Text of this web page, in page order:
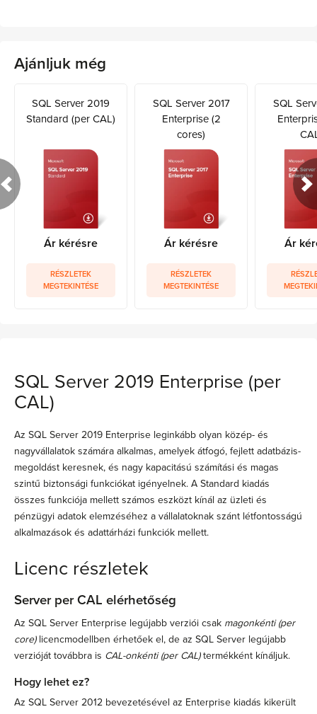
Ajánljuk még
SQL Server 2019
Standard (per CAL)
Ár kérésre
RÉSZLETEK
MEGTEKINTÉSE
SQL Server 2017
Enterprise (2
cores)
Ár kérésre
RÉSZLETEK
MEGTEKINTÉSE
SQL
Ár
SQL Server 2019 Enterprise (per
CAL)
Az SQL Server 2019 Enterprise leginkább olyan közép- és
nagyvállalatok számára alkalmas, amelyek átfogó, fejlett adatbázis-
megoldást keresnek, és nagy kapacitású számítási és magas
szintű biztonsági funkciókat igényelnek. A Standard kiadás
összes funkciója mellett számos eszközt kínál az üzleti és
pénzügyi adatok elemzéséhez a vállalatoknak szánt létfontosságú
alkalmazások és adattárházi funkciók mellett.
Licenc részletek
Server per CAL elérhetőség
Az SQL Server Enterprise legújabb verziói csak magonkénti (per
core) licencmodellben érhetőek el, de az SQL Server legújabb
verzióját továbbra is CAL-onkénti (per CAL)termékként kínáljuk.
Hogy lehet ez?
Az SQL Server 2012 bevezetésével az Enterprise kiadás kikerült